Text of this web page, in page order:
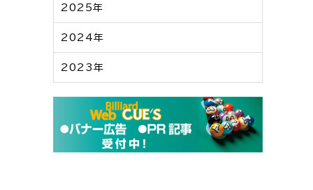
2025年
2024年
2023年